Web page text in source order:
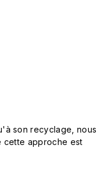
son recyclage, nous
cette approche est